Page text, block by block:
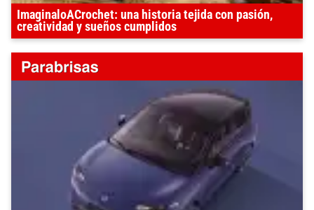
ImaginaloACrochet: una historia tejida con pasión,
creatividad y sueños cumplidos